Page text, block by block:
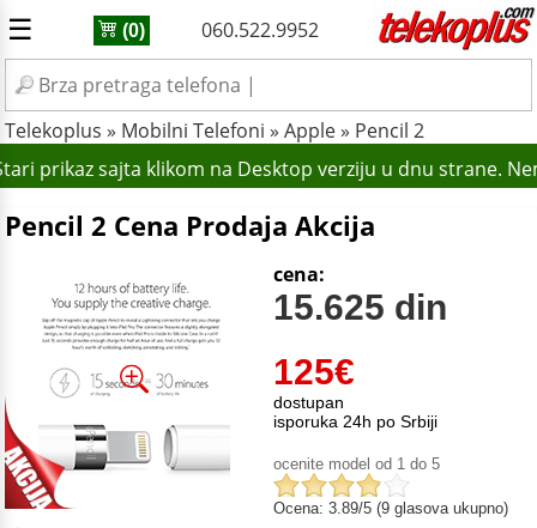
☰ (0) 060.522.9952
Telekoplus » Mobilni Telefoni » Apple» Pencil 2
prikaz sajta klikom na Desktop verziju u dnu strane.
Pencil 2 Cena Prodaja Akcija
125€
cena:
15.625 din
dostupan
isporuka 24h po Srbiji
ocenite model od 1 do 5
Ocena: 3.89/5 (9 glasova ukupno)